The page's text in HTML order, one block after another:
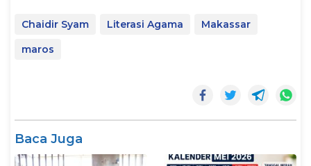
Chaidir Syam Literasi Agama
Makassar
maros
Baca Juga